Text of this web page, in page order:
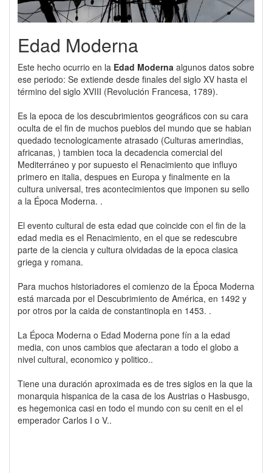
Edad Moderna
Este hecho ocurrio en la Edad Moderna algunos datos sobre
ese periodo: Se extiende desde finales del siglo XV hasta el
término del siglo XVIII (Revolución Francesa, 1789).
Es la epoca de los descubrimientos geográficos con su cara
oculta de el fin de muchos pueblos del mundo que se habian
quedado tecnologicamente atrasado (Culturas amerindias,
africanas, ) tambien toca la decadencia comercial del
Mediterráneo y por supuesto el Renacimiento que influyo
primero en italia, despues en Europa y finalmente en la
cultura universal, tres acontecimientos que imponen su sello
a la Época Moderna. .
El evento cultural de esta edad que coincide con el fin de la
edad media es el Renacimiento, en el que se redescubre
parte de la ciencia y cultura olvidadas de la epoca clasica
griega y romana.
Para muchos historiadores el comienzo de la Época Moderna
está marcada por el Descubrimiento de América, en 1492 y
por otros por la caida de constantinopla en 1453. .
La Época Moderna o Edad Moderna pone fín a la edad
media, con unos cambios que afectaran a todo el globo a
nivel cultural, economico y politico..
Tiene una duración aproximada es de tres siglos en la que la
monarquia hispanica de la casa de los Austrias o Hasbusgo,
es hegemonica casi en todo el mundo con su cenit en el el
emperador Carlos I o V..